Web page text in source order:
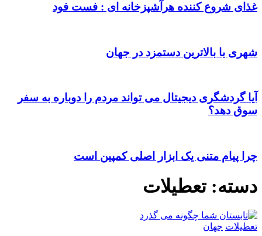
غذای شروع کننده هرآشپزخانه ای : فست فود
شهری با بالاترین دستمزد در جهان
آیا گردشگری دیجیتال می تواند مردم را دوباره به سفر
سوق دهد؟
چرا پیام متنی یک ابزار اصلی کمپین است
دسته:تعطیلات
تعطیلات جهان